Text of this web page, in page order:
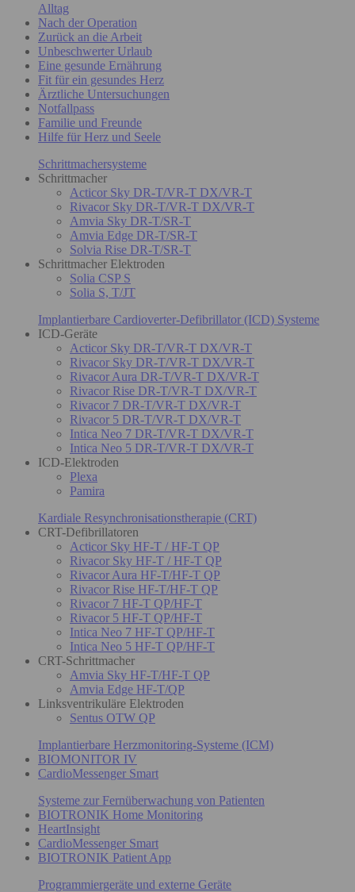
Alltag
Nach der Operation
Zurück an die Arbeit
Unbeschwerter Urlaub
Eine gesunde Ernährung
Fit für ein gesundes Herz
Ärztliche Untersuchungen
Notfallpass
Familie und Freunde
Hilfe für Herz und Seele
Schrittmachersysteme
Schrittmacher
Acticor Sky DR-T/VR-T DX/VR-T
Rivacor Sky DR-T/VR-T DX/VR-T
Amvia Sky DR-T/SR-T
Amvia Edge DR-T/SR-T
Solvia Rise DR-T/SR-T
Schrittmacher Elektroden
Solia CSP S
Solia S, T/JT
Implantierbare Cardioverter-Defibrillator (ICD) Systeme
ICD-Geräte
Acticor Sky DR-T/VR-T DX/VR-T
Rivacor Sky DR-T/VR-T DX/VR-T
Rivacor Aura DR-T/VR-T DX/VR-T
Rivacor Rise DR-T/VR-T DX/VR-T
Rivacor 7 DR-T/VR-T DX/VR-T
Rivacor 5 DR-T/VR-T DX/VR-T
Intica Neo 7 DR-T/VR-T DX/VR-T
Intica Neo 5 DR-T/VR-T DX/VR-T
ICD-Elektroden
Plexa
Pamira
Kardiale Resynchronisationstherapie (CRT)
CRT-Defibrillatoren
Acticor Sky HF-T / HF-T QP
Rivacor Sky HF-T / HF-T QP
Rivacor Aura HF-T/HF-T QP
Rivacor Rise HF-T/HF-T QP
Rivacor 7 HF-T QP/HF-T
Rivacor 5 HF-T QP/HF-T
Intica Neo 7 HF-T QP/HF-T
Intica Neo 5 HF-T QP/HF-T
CRT-Schrittmacher
Amvia Sky HF-T/HF-T QP
Amvia Edge HF-T/QP
Linksventrikuläre Elektroden
Sentus OTW QP
Implantierbare Herzmonitoring-Systeme (ICM)
BIOMONITOR IV
CardioMessenger Smart
Systeme zur Fernüberwachung von Patienten
BIOTRONIK Home Monitoring
HeartInsight
CardioMessenger Smart
BIOTRONIK Patient App
Programmiergeräte und externe Geräte